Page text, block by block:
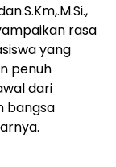
rasa
yang
penuh
dari
bangsa